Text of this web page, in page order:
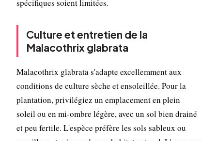
spécifiques soient limitées.
Culture et entretien de la
Malacothrix glabrata
Malacothrix glabrata s'adapte excellemment aux
conditions de culture sèche et ensoleillée. Pour la
plantation, privilégiez un emplacement en plein
soleil ou en mi-ombre légère, avec un sol bien drainé
et peu fertile. L'espèce préfère les sols sableux ou